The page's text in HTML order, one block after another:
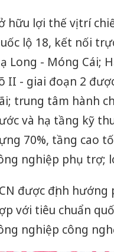
hữu lợi thế vị trí
lộ 18, kết nối
Long - Móng Cái;
II - giai đoạn 2
trung tâm hành
và hạ tầng kỹ
70%, tầng cao
nghiệp phụ trợ;
được định
với tiêu chuẩn
nghiệp công